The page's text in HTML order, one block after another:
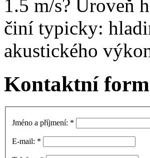
1.5 m/s? Úroveň
činí typicky:
akustického
Kontaktní
Jméno a příjmení: *
E-mail: *